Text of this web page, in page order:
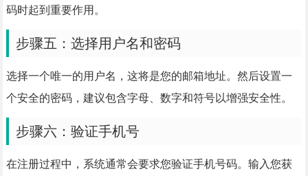
码时起到重要作用。
步骤五：选择用户名和密码
选择一个唯一的用户名，这将是您的邮箱地址。然后设置一
个安全的密码，建议包含字母、数字和符号以增强安全性。
步骤六：验证手机号
在注册过程中，系统通常会要求您验证手机号码。输入您获